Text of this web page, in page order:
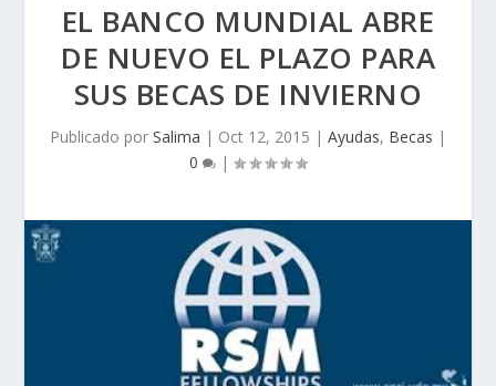
EL BANCO MUNDIAL ABRE
DE NUEVO EL PLAZO PARA
SUS BECAS DE INVIERNO
Publicado por Salima | Oct 12, 2015 | Ayudas, Becas |
0
|